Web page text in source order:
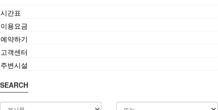
시간표
이용요금
예약하기
고객센터
주변시설
SEARCH